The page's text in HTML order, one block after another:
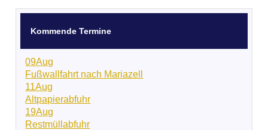
Kommende Termine
09Aug
Fußwallfahrt nach Mariazell
11Aug
Altpapierabfuhr
19Aug
Restmüllabfuhr